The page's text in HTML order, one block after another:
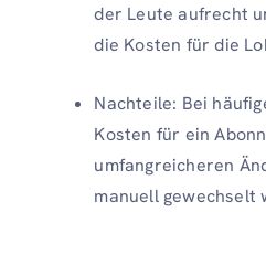
der Leute aufrecht
die Kosten für die
Nachteile: Bei
Kosten für ein
umfangreicheren
manuell gewechselt